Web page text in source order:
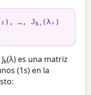
…, J kₛ (λₛ)
Jk(λ) es una matriz
(1s) en la